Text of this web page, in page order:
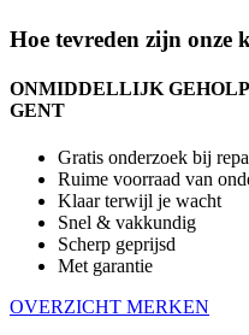
Hoe tevreden zijn onze
ONMIDDELLIJK
GENT
Gratis onderzoek bij
Ruime voorraad van
Klaar terwijl je wacht
Snel & vakkundig
Scherp geprijsd
Met garantie
OVERZICHT MERKEN